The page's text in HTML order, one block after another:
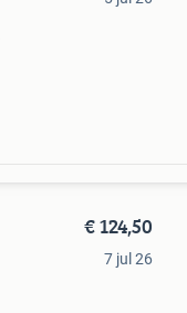
€ 124,50
7 jul 26